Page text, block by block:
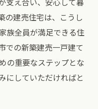
の建売住宅は、こうし
族全員が満足できる住
での新築建売一戸建て
の重要なステップとな
にしていただければと